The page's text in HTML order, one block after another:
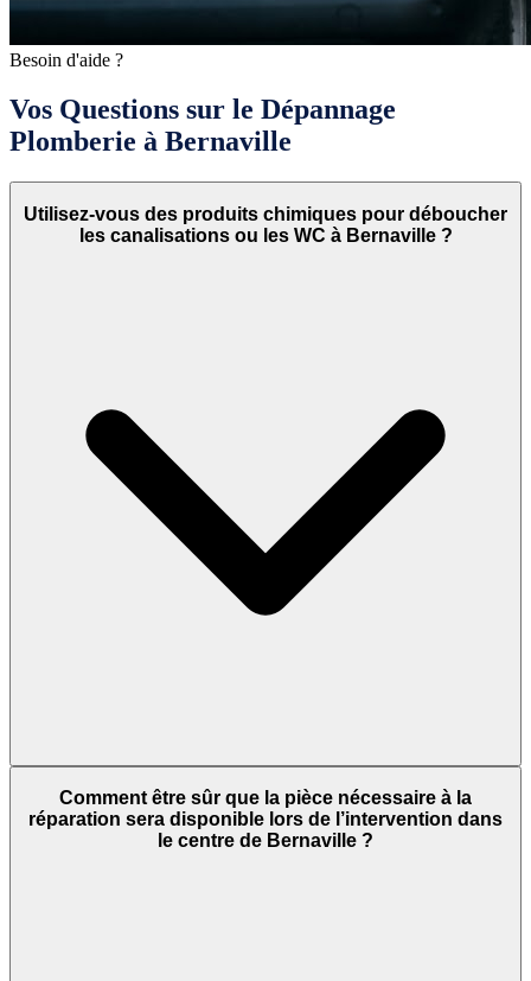
Besoin d'aide ?
Vos Questions sur le Dépannage
Plomberie à Bernaville
Utilisez-vous des produits chimiques pour déboucher
les canalisations ou les WC à Bernaville ?
Comment être sûr que la pièce nécessaire à la
réparation sera disponible lors de l’intervention dans
le centre de Bernaville ?